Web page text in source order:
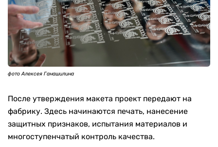
фото Алексея Ганашилина
После утверждения макета проект передают на
фабрику. Здесь начинаются печать, нанесение
защитных признаков, испытания материалов и
многоступенчатый контроль качества.